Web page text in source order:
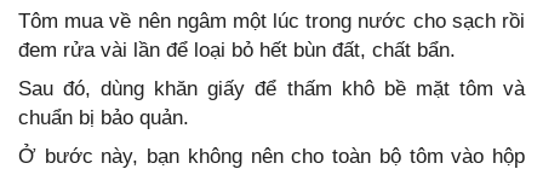
Tôm mua về nên ngâm một lúc trong nước cho sạch rồi
đem rửa vài lần để loại bỏ hết bùn đất, chất bẩn.
Sau đó, dùng khăn giấy để thấm khô bề mặt tôm và
chuẩn bị bảo quản.
Ở bước này, bạn không nên cho toàn bộ tôm vào hộp